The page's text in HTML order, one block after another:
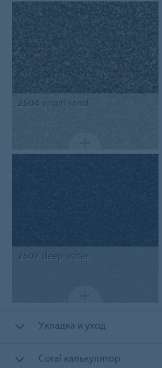
2604 virgin sand
2607 deep water
Укладка и уход
Coral калькулятор